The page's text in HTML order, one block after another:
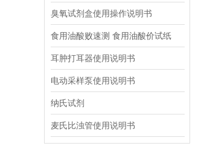
臭氧试剂盒使用操作说明书
食用油酸败速测 食用油酸价试纸
耳肿打耳器使用说明书
电动采样泵使用说明书
纳氏试剂
麦氏比浊管使用说明书